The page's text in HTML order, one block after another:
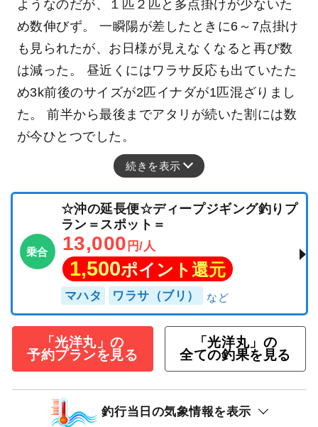
ようなのだが、１匹２匹と多点掛けが少ないた
め数伸びず。 一瞬陽が差したときに6～7点掛け
も見られたが、お日様が見えなくなると再び数
は減った。 昼近くにはワラサ反応も出ていたた
め3k前後のサイズが2匹イナダが1匹混ざりまし
た。 前半から最後までアタリが続いた割には数
が今ひとつでした。
続きを表示
乗合
☆沖の延長便☆ディープジギング釣りプ
ラン＝スポット＝
13,000 円/人
1,500ポイント還元
マハタ ワラサ（ブリ）
「光洋丸」の
予約プランを見る
「光洋丸」の
全ての釣果を見る
釣行当日の気象情報を表示